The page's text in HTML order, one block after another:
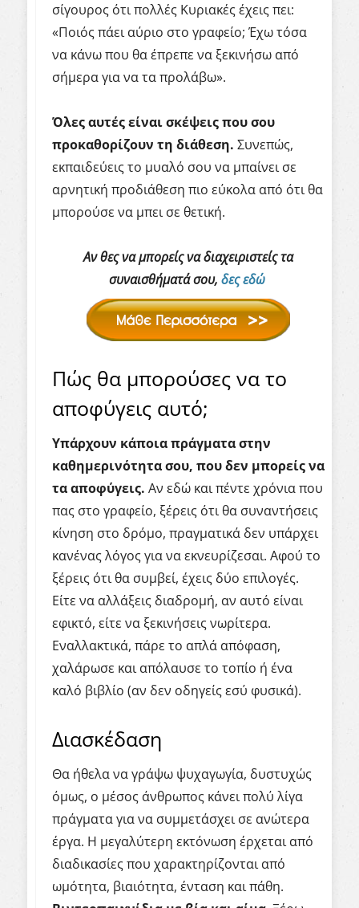
σίγουρος ότι πολλές Κυριακές έχεις πει:
«Ποιός πάει αύριο στο γραφείο; Έχω τόσα
να κάνω που θα έπρεπε να ξεκινήσω από
σήμερα για να τα προλάβω».
Όλες αυτές είναι σκέψεις που σου
προκαθορίζουν τη διάθεση. Συνεπώς,
εκπαιδεύεις το μυαλό σου να μπαίνει σε
αρνητική προδιάθεση πιο εύκολα από ότι θα
μπορούσε να μπει σε θετική.
Αν θες να μπορείς να διαχειριστείς τα
συναισθήματά σου, δες εδώ
Πώς θα μπορούσες να το
αποφύγεις αυτό;
Υπάρχουν κάποια πράγματα στην
καθημερινότητα σου, που δεν μπορείς να
τα αποφύγεις. Αν εδώ και πέντε χρόνια που
πας στο γραφείο, ξέρεις ότι θα συναντήσεις
κίνηση στο δρόμο, πραγματικά δεν υπάρχει
κανένας λόγος για να εκνευρίζεσαι. Αφού το
ξέρεις ότι θα συμβεί, έχεις δύο επιλογές.
Είτε να αλλάξεις διαδρομή, αν αυτό είναι
εφικτό, είτε να ξεκινήσεις νωρίτερα.
Εναλλακτικά, πάρε το απλά απόφαση,
χαλάρωσε και απόλαυσε το τοπίο ή ένα
καλό βιβλίο (αν δεν οδηγείς εσύ φυσικά).
Διασκέδαση
Θα ήθελα να γράψω ψυχαγωγία, δυστυχώς
όμως, ο μέσος άνθρωπος κάνει πολύ λίγα
πράγματα για να συμμετάσχει σε ανώτερα
έργα. Η μεγαλύτερη εκτόνωση έρχεται από
διαδικασίες που χαρακτηρίζονται από
ωμότητα, βιαιότητα, ένταση και πάθη.